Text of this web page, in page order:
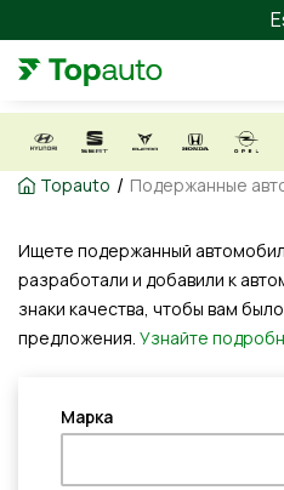
Topauto / Подержанные
Ищете подержанный
разработали и добавили к
знаки качества, чтобы вам
предложения. Узнайте
Марка